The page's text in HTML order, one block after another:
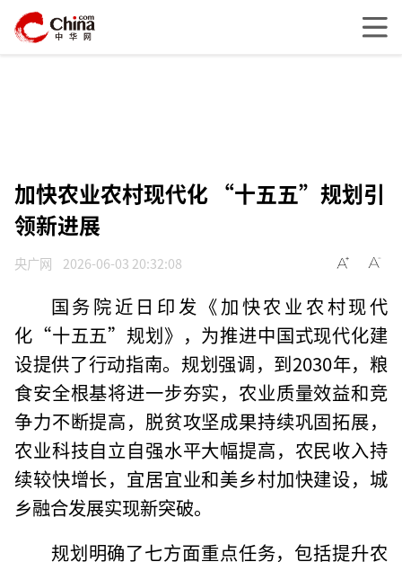
加快农业农村现代化 “十五五”规划引
领新进展
央广网 2026-06-03 20:32:08
国务院近日印发《加快农业农村现代
化“十五五”规划》，为推进中国式现代化建
设提供了行动指南。规划强调，到2030年，粮
食安全根基将进一步夯实，农业质量效益和竞
争力不断提高，脱贫攻坚成果持续巩固拓展，
农业科技自立自强水平大幅提高，农民收入持
续较快增长，宜居宜业和美乡村加快建设，城
乡融合发展实现新突破。
规划明确了七方面重点任务，包括提升农